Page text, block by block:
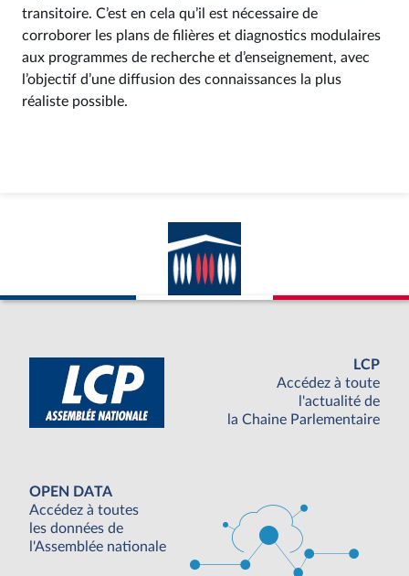
transitoire. C’est en cela qu’il est nécessaire de
corroborer les plans de filières et diagnostics modulaires
aux programmes de recherche et d’enseignement, avec
l’objectif d’une diffusion des connaissances la plus
réaliste possible.
LCP
Accédez à toute
l'actualité de
la Chaine Parlementaire
OPEN DATA
Accédez à toutes
les données de
l'Assemblée nationale